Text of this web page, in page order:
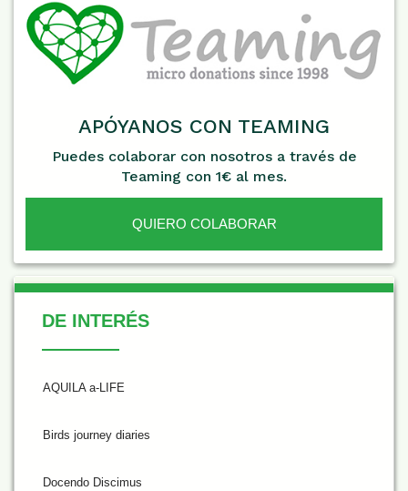
APÓYANOS CON TEAMING
Puedes colaborar con nosotros a través de
Teaming con 1€ al mes.
QUIERO COLABORAR
De Interés
DE INTERÉS
AQUILA a-LIFE
Birds journey diaries
Docendo Discimus